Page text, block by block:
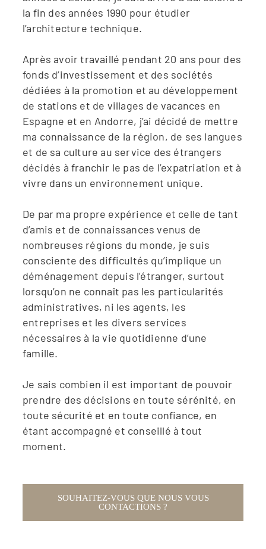
la fin des années 1990 pour étudier
l’architecture technique.
Après avoir travaillé pendant 20 ans pour des
fonds d’investissement et des sociétés
dédiées à la promotion et au développement
de stations et de villages de vacances en
Espagne et en Andorre, j’ai décidé de mettre
ma connaissance de la région, de ses langues
et de sa culture au service des étrangers
décidés à franchir le pas de l’expatriation et à
vivre dans un environnement unique.
De par ma propre expérience et celle de tant
d’amis et de connaissances venus de
nombreuses régions du monde, je suis
consciente des difficultés qu’implique un
déménagement depuis l’étranger, surtout
lorsqu’on ne connaît pas les particularités
administratives, ni les agents, les
entreprises et les divers services
nécessaires à la vie quotidienne d’une
famille.
Je sais combien il est important de pouvoir
prendre des décisions en toute sérénité, en
toute sécurité et en toute confiance, en
étant accompagné et conseillé à tout
moment.
SOUHAITEZ-VOUS QUE NOUS VOUS
CONTACTIONS ?